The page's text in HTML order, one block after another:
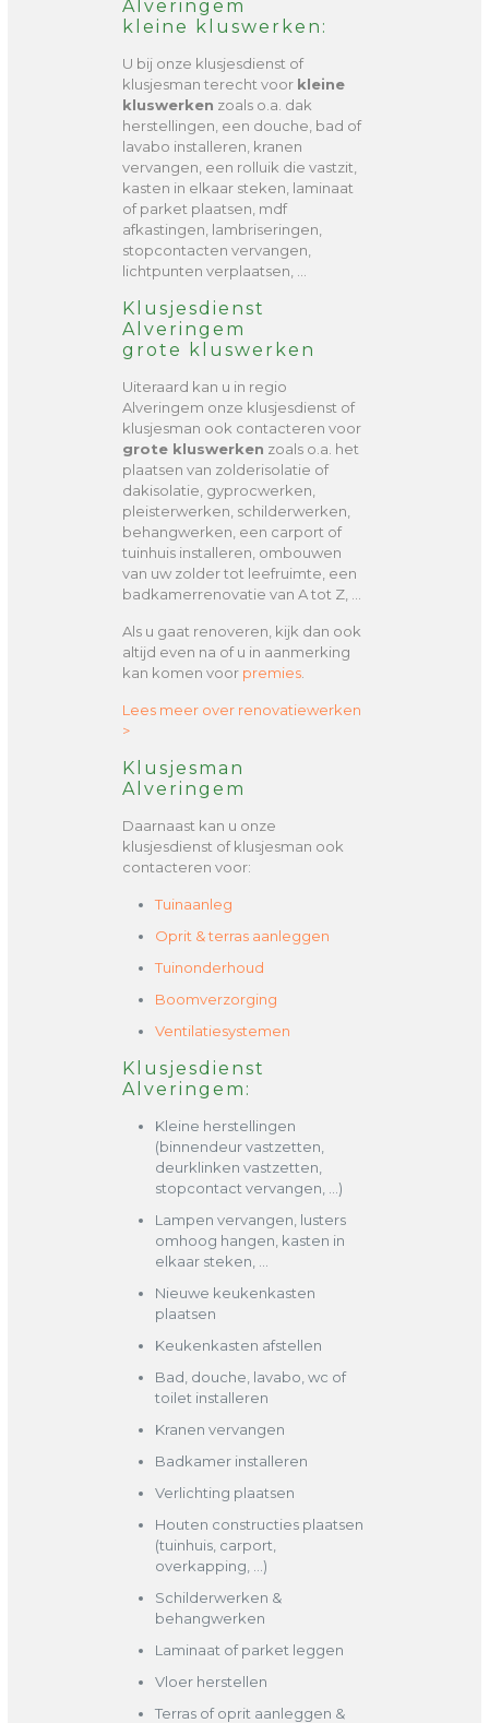
Alveringem
kleine kluswerken:
U bij onze klusjesdienst of
klusjesman terecht voor kleine
kluswerken zoals o.a. dak
herstellingen, een douche, bad of
lavabo installeren, kranen
vervangen, een rolluik die vastzit,
kasten in elkaar steken, laminaat
of parket plaatsen, mdf
afkastingen, lambriseringen,
stopcontacten vervangen,
lichtpunten verplaatsen, …
Klusjesdienst
Alveringem
grote kluswerken
Uiteraard kan u in regio
Alveringem onze klusjesdienst of
klusjesman ook contacteren voor
grote kluswerken zoals o.a. het
plaatsen van zolderisolatie of
dakisolatie, gyprocwerken,
pleisterwerken, schilderwerken,
behangwerken, een carport of
tuinhuis installeren, ombouwen
van uw zolder tot leefruimte, een
badkamerrenovatie van A tot Z, …
Als u gaat renoveren, kijk dan ook
altijd even na of u in aanmerking
kan komen voor premies.
Lees meer over renovatiewerken
>
Klusjesman
Alveringem
Daarnaast kan u onze
klusjesdienst of klusjesman ook
contacteren voor:
Tuinaanleg
Oprit & terras aanleggen
Tuinonderhoud
Boomverzorging
Ventilatiesystemen
Klusjesdienst
Alveringem:
Kleine herstellingen
(binnendeur vastzetten,
deurklinken vastzetten,
stopcontact vervangen, …)
Lampen vervangen, lusters
omhoog hangen, kasten in
elkaar steken, …
Nieuwe keukenkasten
plaatsen
Keukenkasten afstellen
Bad, douche, lavabo, wc of
toilet installeren
Kranen vervangen
Badkamer installeren
Verlichting plaatsen
Houten constructies plaatsen
(tuinhuis, carport,
overkapping, …)
Schilderwerken &
behangwerken
Laminaat of parket leggen
Vloer herstellen
Terras of oprit aanleggen &